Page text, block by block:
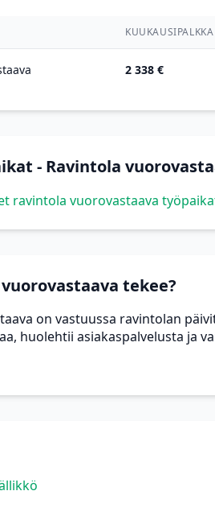
KUUKAUSIPALKKA
2 338 €
- Ravintola
ravintola vuorovastaava
tekee?
on vastuussa ravintolan
huolehtii asiakaspalvelusta ja